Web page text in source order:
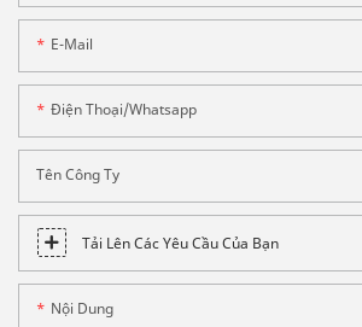
E-Mail
Điện Thoại/whatsapp
Tên Công Ty
Tải Lên Các Yêu Cầu Của Bạn
Nội Dung